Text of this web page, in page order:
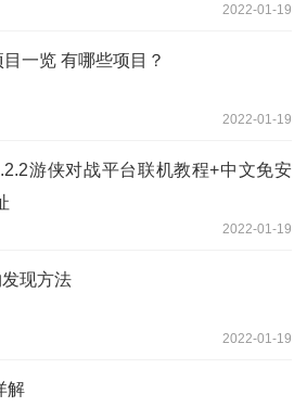
2022-01-19
一览 有哪些项目？
2022-01-19
游侠对战平台联机教程+中文免安
2022-01-19
发现方法
2022-01-19
解